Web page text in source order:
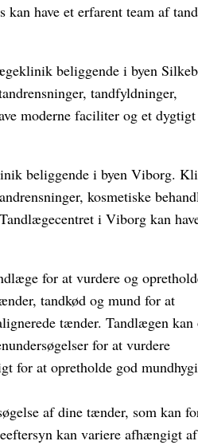
kan have et erfarent team af
beliggende i byen
tandfyldninger,
moderne faciliter og et
beliggende i byen Viborg.
kosmetiske
i Viborg kan
for at vurdere og
tandkød og mund for at
tænder. Tandlægen kan
for at vurdere
for at opretholde god
af dine tænder, som kan
kan variere afhængigt af